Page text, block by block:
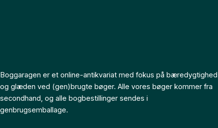
Boggaragen er et online-antikvariat med fokus på bæredygtighed
og glæden ved (gen)brugte bøger. Alle vores bøger kommer fra
secondhand, og alle bogbestillinger sendes i
genbrugsemballage.